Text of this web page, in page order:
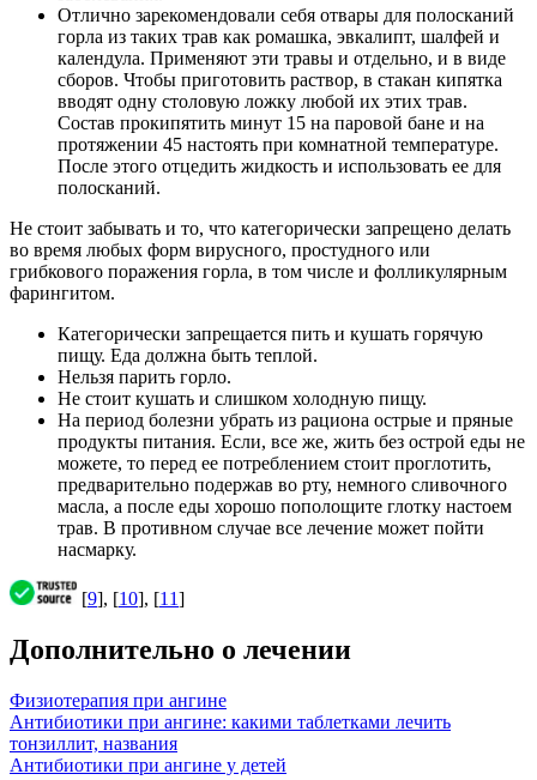
Отлично зарекомендовали себя отвары для полосканий
горла из таких трав как ромашка, эвкалипт, шалфей и
календула. Применяют эти травы и отдельно, и в виде
сборов. Чтобы приготовить раствор, в стакан кипятка
вводят одну столовую ложку любой их этих трав.
Состав прокипятить минут 15 на паровой бане и на
протяжении 45 настоять при комнатной температуре.
После этого отцедить жидкость и использовать ее для
полосканий.
Не стоит забывать и то, что категорически запрещено делать
во время любых форм вирусного, простудного или
грибкового поражения горла, в том числе и фолликулярным
фарингитом.
Категорически запрещается пить и кушать горячую
пищу. Еда должна быть теплой.
Нельзя парить горло.
Не стоит кушать и слишком холодную пищу.
На период болезни убрать из рациона острые и пряные
продукты питания. Если, все же, жить без острой еды не
можете, то перед ее потреблением стоит проглотить,
предварительно подержав во рту, немного сливочного
масла, а после еды хорошо пополощите глотку настоем
трав. В противном случае все лечение может пойти
насмарку.
[9], [10], [11]
Дополнительно о лечении
Физиотерапия при ангине
Антибиотики при ангине: какими таблетками лечить
тонзиллит, названия
Антибиотики при ангине у детей